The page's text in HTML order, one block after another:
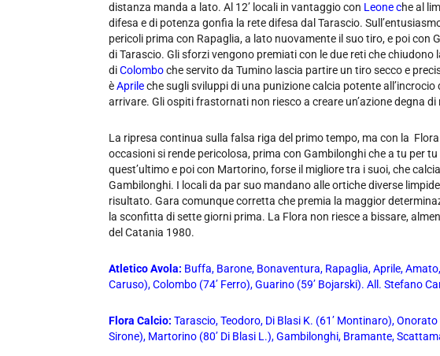
distanza manda a lato. Al 12’ locali in vantaggio con Leone che al
difesa e di potenza gonfia la rete difesa dal Tarascio.
pericoli prima con Rapaglia, a lato nuovamente il suo tiro, e poi con
di Tarascio. Gli sforzi vengono premiati con le due reti che chiudono
diColomboche servito da Tumino lascia partire un tiro secco e
èAprileche sugli sviluppi di una punizione calcia potente
arrivare. Gli ospiti frastornati non riesco a creare un’azione degna di
La ripresa continua sulla falsa riga del primo tempo, ma con la
occasioni si rende pericolosa, prima con Gambilonghi che a tu per
quest’ultimo e poi con Martorino, forse il migliore tra i suoi, che
Gambilonghi. I locali da par suo mandano alle ortiche diverse
risultato. Gara comunque corretta che premia la maggior
la sconfitta di sette giorni prima. La Flora non riesce a bissare,
del Catania 1980.
Atletico Avola: Buffa, Barone, Bonaventura, Rapaglia, Aprile,
Caruso), Colombo (74’ Ferro), Guarino (59’ Bojarski). All. Stefano
Flora Calcio: Tarascio, Teodoro, Di Blasi K. (61’ Montinaro),
Sirone), Martorino (80’ Di Blasi L.), Gambilonghi, Bramante,